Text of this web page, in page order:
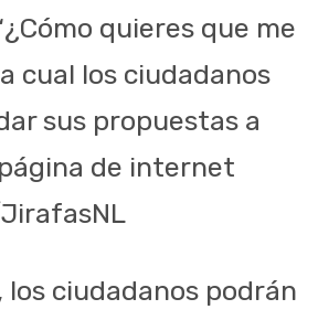
quieres que me
cual los ciudadanos
sus propuestas a
de internet
los ciudadanos podrán